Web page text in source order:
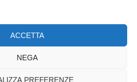
ACCETTA
NEGA
PREFERENZE